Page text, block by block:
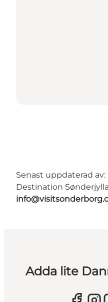
Senast uppdaterad av:
Destination
Adda lite